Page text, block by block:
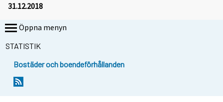
31.12.2018
Öppna menyn
STATISTIK
Bostäder och boendeförhållanden